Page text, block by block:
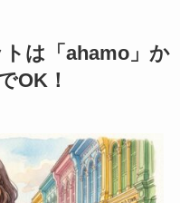
トは「ahamo」か
OK！